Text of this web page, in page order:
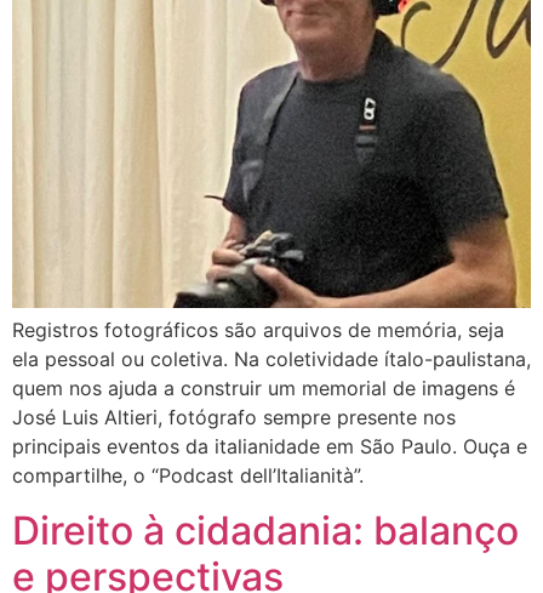
Registros fotográficos são arquivos de memória, seja
ela pessoal ou coletiva. Na coletividade ítalo-paulistana,
quem nos ajuda a construir um memorial de imagens é
José Luis Altieri, fotógrafo sempre presente nos
principais eventos da italianidade em São Paulo. Ouça e
compartilhe, o “Podcast dell’Italianità”.
Direito à cidadania: balanço
e perspectivas